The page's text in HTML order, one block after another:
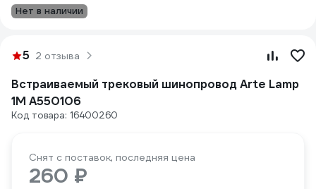
Нет в наличии
5 2 отзыва
Встраиваемый трековый шинопровод Arte Lamp
1M A550106
Код товара: 16400260
Снят с поставок, последняя цена
260 ₽